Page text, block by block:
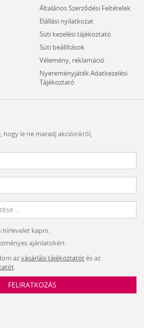
Általános Szerződési Feltételek
Elállási nyilatkozat
Süti kezelési tájékoztató
Süti beállítások
Vélemény, reklamáció
Nyereményjáték Adatkezelési
Tájékoztató
hogy le ne maradj akcióinkról,
hírlevelet kapni.
ajánlatokért.
azvásárlási tájékoztatótés az
.
FELIRATKOZÁS